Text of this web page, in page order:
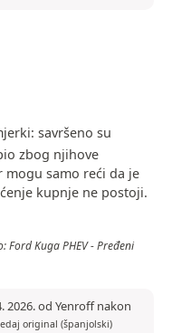
savršeno su
zbog njihove
samo reći da je
kupnje ne postoji.
Ford Kuga PHEV - Pređeni
2026. od Yenroff nakon
original (španjolski)